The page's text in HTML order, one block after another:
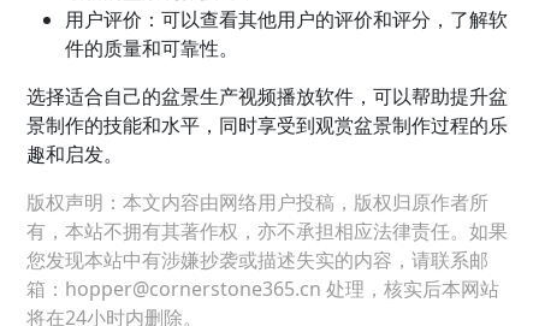
用户评价：可以查看其他用户的评价和评分，了解软
件的质量和可靠性。
选择适合自己的盆景生产视频播放软件，可以帮助提升盆
景制作的技能和水平，同时享受到观赏盆景制作过程的乐
趣和启发。
版权声明：本文内容由网络用户投稿，版权归原作者所
有，本站不拥有其著作权，亦不承担相应法律责任。如果
您发现本站中有涉嫌抄袭或描述失实的内容，请联系邮
箱：hopper@cornerstone365.cn 处理，核实后本网站
将在24小时内删除。